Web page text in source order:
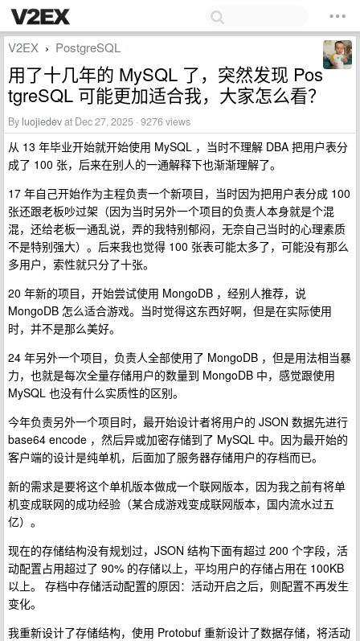
V2EX › PostgreSQL
用了十几年的 MySQL 了，突然发现 Pos
tgreSQL 可能更加适合我，大家怎么看？
By luojiedevat Dec 27, 2025 · 9276 views
从 13 年毕业开始就开始使用 MySQL ，当时不理解 DBA 把用户表分
成了 100 张，后来在别人的一通解释下也渐渐理解了。
17 年自己开始作为主程负责一个新项目，当时因为把用户表分成 100
张还跟老板吵过架（因为当时另外一个项目的负责人本身就是个混
混，还给老板一通乱说，弄的我特别郁闷，无奈自己当时的心理素质
不是特别强大）。后来我也觉得 100 张表可能太多了，可能没有那么
多用户，索性就只分了十张。
20 年新的项目，开始尝试使用 MongoDB ，经别人推荐，说
MongoDB 怎么适合游戏。当时觉得这东西好啊，但是在实际使用
时，并不是那么美好。
24 年另外一个项目，负责人全部使用了 MongoDB ，但是用法相当暴
力，也就是每次全量存储用户的数量到 MongoDB 中，感觉跟使用
MySQL 也没有什么实质性的区别。
今年负责另外一个项目时，最开始设计者将用户的 JSON 数据先进行
base64 encode ，然后异或加密存储到了 MySQL 中。因为最开始的
客户端的设计是纯单机，后面加了服务器存储用户的存档而已。
新的需求是要将这个单机版本做成一个联网版本，因为我之前有将单
机变成联网的成功经验（某合成游戏变成联网版本，国内流水过五
亿）。
现在的存储结构没有规划过，JSON 结构下面有超过 200 个字段，活
动配置占用超过了 90% 的存储以上，平均用户的存储占用在 100KB
以上。 存档中存储活动配置的原因：活动开启之后，则配置不再发生
变化。
我重新设计了存储结构，使用 Protobuf 重新设计了数据存储，将活动